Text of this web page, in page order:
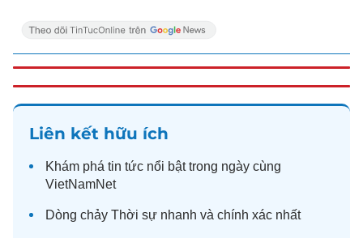
Liên kết hữu ích
Khám phá tin tức nổi bật trong ngày cùng
VietNamNet
Dòng chảy Thời sự nhanh và chính xác nhất